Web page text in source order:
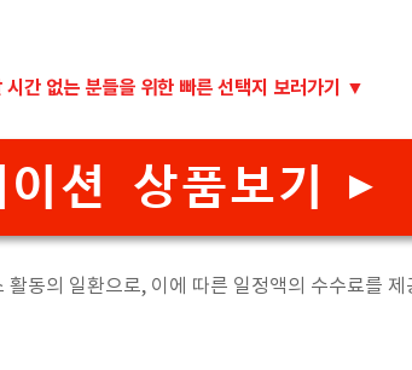
간 없는 분들을 위한 빠른 선택지 보러가기 ▼
이션 상품보기 ▶
활동의 일환으로, 이에 따른 일정액의 수수료를